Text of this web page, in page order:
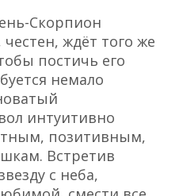
Скорпион
ждёт того же
постичь его
немало
интуитивно
позитивным,
Встретив
с неба,